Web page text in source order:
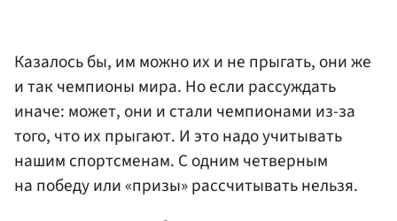
Казалось бы, им можно их и не прыгать, они же
и так чемпионы мира. Но если рассуждать
иначе: может, они и стали чемпионами из-за
того, что их прыгают. И это надо учитывать
нашим спортсменам. С одним четверным
на победу или «призы» рассчитывать нельзя.